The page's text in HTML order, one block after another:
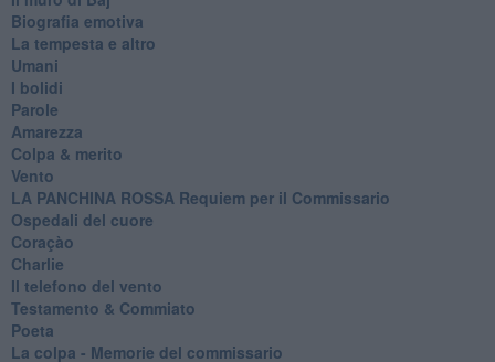
Biografia emotiva
La tempesta e altro
Umani
I bolidi
Parole
Amarezza
Colpa & merito
Vento
​LA PANCHINA ROSSA Requiem per il Commissario
Ospedali del cuore
Coraçào
Charlie
Il telefono del vento
Testamento & Commiato
Poeta
​La colpa - Memorie del commissario